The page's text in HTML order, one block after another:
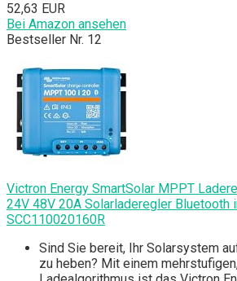
52,63 EUR
Bei Amazon ansehen
Bestseller Nr. 12
Victron Energy SmartSolar MPPT
24V 48V 20A Solarladeregler Bluetooth
SCC110020160R
Sind Sie bereit, Ihr Solarsystem
zu heben? Mit einem